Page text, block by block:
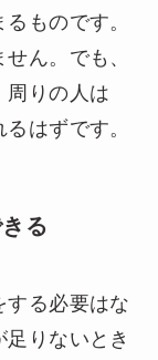
ものです。
ん。でも、
周りの人は
はずです。
る
する必要はな
りないとき